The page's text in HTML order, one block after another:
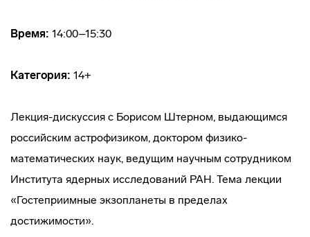
Время: 14:00–15:30
Категория: 14+
Лекция-дискуссия с Борисом Штерном, выдающимся
российским астрофизиком, доктором физико-
математических наук, ведущим научным сотрудником
Института ядерных исследований РАН. Тема лекции
«Гостеприимные экзопланеты в пределах
достижимости».